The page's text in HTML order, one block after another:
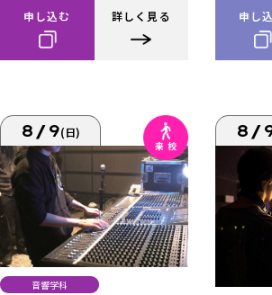
申し込む 詳しく見る 申し
8/9(日)
音響学科
8/